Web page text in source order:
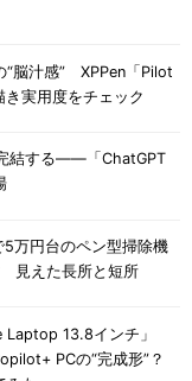
“脳汁感” XPPen「Pilot
実用度をチェック
結する――「ChatGPT
万円台のペン型掃除機
見えた長所と短所
13.8インチ」
PCの“完成形”？